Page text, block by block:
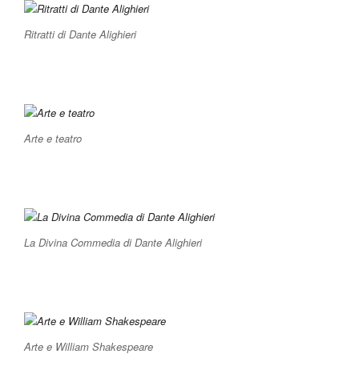
Ritratti di Dante Alighieri
Arte e teatro
La Divina Commedia di Dante Alighieri
Arte e William Shakespeare